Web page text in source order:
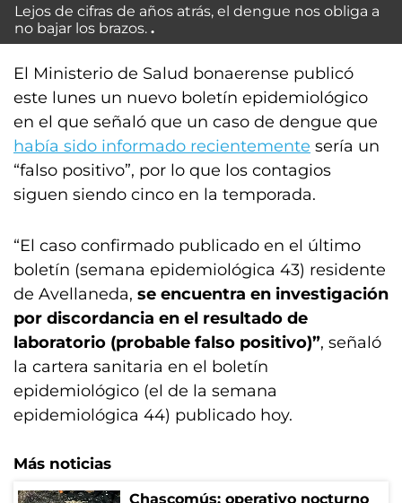
Lejos de cifras de años atrás, el dengue nos obliga a
no bajar los brazos.
El Ministerio de Salud bonaerense publicó
este lunes un nuevo boletín epidemiológico
en el que señaló que un caso de dengue que
había sido informado recientemente sería un
“falso positivo”, por lo que los contagios
siguen siendo cinco en la temporada.
“El caso confirmado publicado en el último
boletín (semana epidemiológica 43) residente
de Avellaneda, se encuentra en investigación
por discordancia en el resultado de
laboratorio (probable falso positivo)”, señaló
la cartera sanitaria en el boletín
epidemiológico (el de la semana
epidemiológica 44) publicado hoy.
Más noticias
Chascomús: operativo nocturno